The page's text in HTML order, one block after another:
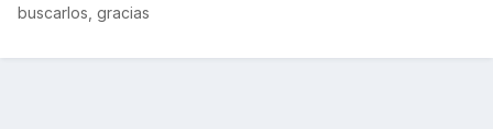
buscarlos, gracias